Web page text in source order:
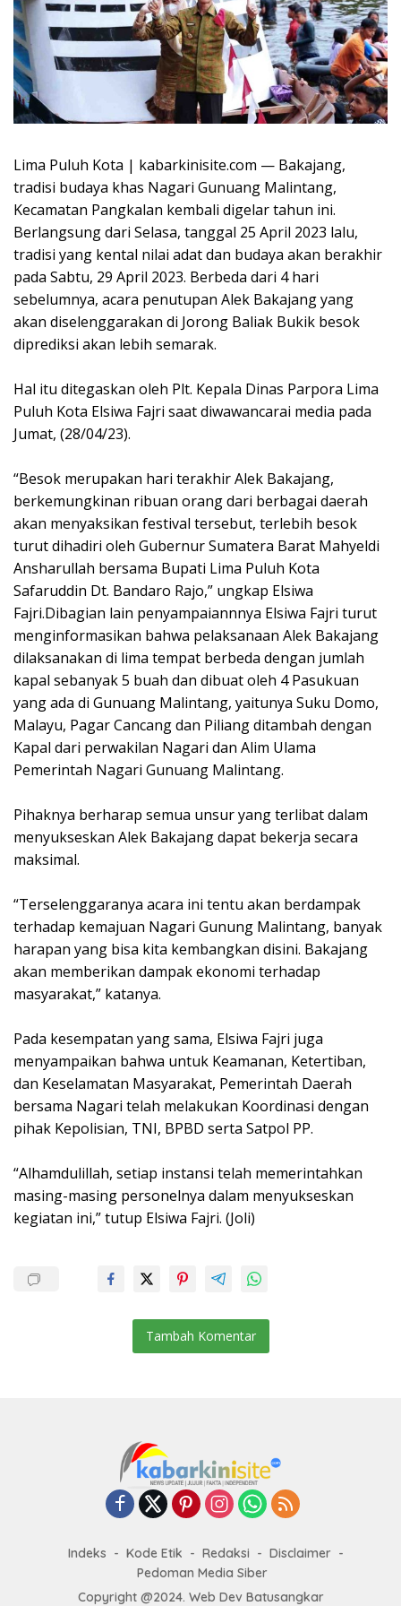
Lima Puluh Kota | kabarkinisite.com — Bakajang,
tradisi budaya khas Nagari Gunuang Malintang,
Kecamatan Pangkalan kembali digelar tahun ini.
Berlangsung dari Selasa, tanggal 25 April 2023 lalu,
tradisi yang kental nilai adat dan budaya akan berakhir
pada Sabtu, 29 April 2023. Berbeda dari 4 hari
sebelumnya, acara penutupan Alek Bakajang yang
akan diselenggarakan di Jorong Baliak Bukik besok
diprediksi akan lebih semarak.
Hal itu ditegaskan oleh Plt. Kepala Dinas Parpora Lima
Puluh Kota Elsiwa Fajri saat diwawancarai media pada
Jumat, (28/04/23).
“Besok merupakan hari terakhir Alek Bakajang,
berkemungkinan ribuan orang dari berbagai daerah
akan menyaksikan festival tersebut, terlebih besok
turut dihadiri oleh Gubernur Sumatera Barat Mahyeldi
Ansharullah bersama Bupati Lima Puluh Kota
Safaruddin Dt. Bandaro Rajo,” ungkap Elsiwa
Fajri.Dibagian lain penyampaiannnya Elsiwa Fajri turut
menginformasikan bahwa pelaksanaan Alek Bakajang
dilaksanakan di lima tempat berbeda dengan jumlah
kapal sebanyak 5 buah dan dibuat oleh 4 Pasukuan
yang ada di Gunuang Malintang, yaitunya Suku Domo,
Malayu, Pagar Cancang dan Piliang ditambah dengan
Kapal dari perwakilan Nagari dan Alim Ulama
Pemerintah Nagari Gunuang Malintang.
Pihaknya berharap semua unsur yang terlibat dalam
menyukseskan Alek Bakajang dapat bekerja secara
maksimal.
“Terselenggaranya acara ini tentu akan berdampak
terhadap kemajuan Nagari Gunung Malintang, banyak
harapan yang bisa kita kembangkan disini. Bakajang
akan memberikan dampak ekonomi terhadap
masyarakat,” katanya.
Pada kesempatan yang sama, Elsiwa Fajri juga
menyampaikan bahwa untuk Keamanan, Ketertiban,
dan Keselamatan Masyarakat, Pemerintah Daerah
bersama Nagari telah melakukan Koordinasi dengan
pihak Kepolisian, TNI, BPBD serta Satpol PP.
“Alhamdulillah, setiap instansi telah memerintahkan
masing-masing personelnya dalam menyukseskan
kegiatan ini,” tutup Elsiwa Fajri. (Joli)
Tambah Komentar
Indeks Kode Etik Redaksi
Disclaimer
Pedoman Media Siber
Copyright @2024. Web Dev Batusangkar